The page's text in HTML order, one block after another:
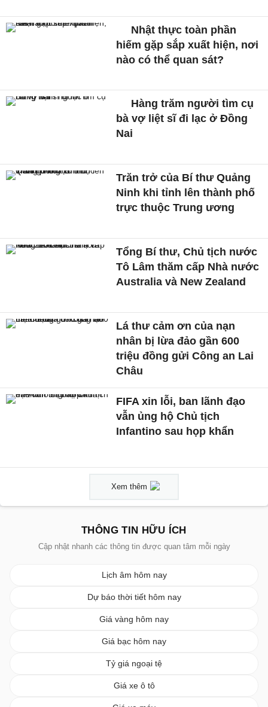
Nhật thực toàn phần
hiếm gặp sắp xuất hiện, nơi
nào có thể quan sát?
Hàng trăm người tìm cụ
bà vợ liệt sĩ đi lạc ở Đồng
Nai
Trăn trở của Bí thư Quảng
Ninh khi tỉnh lên thành phố
trực thuộc Trung ương
Tổng Bí thư, Chủ tịch nước
Tô Lâm thăm cấp Nhà nước
Australia và New Zealand
Lá thư cảm ơn của nạn
nhân bị lừa đảo gần 600
triệu đồng gửi Công an Lai
Châu
FIFA xin lỗi, ban lãnh đạo
vẫn ủng hộ Chủ tịch
Infantino sau họp khẩn
Xem thêm
THÔNG TIN HỮU ÍCH
Cập nhật nhanh các thông tin được quan tâm mỗi ngày
Lịch âm hôm nay
Dự báo thời tiết hôm nay
Giá vàng hôm nay
Giá bạc hôm nay
Tỷ giá ngoại tệ
Giá xe ô tô